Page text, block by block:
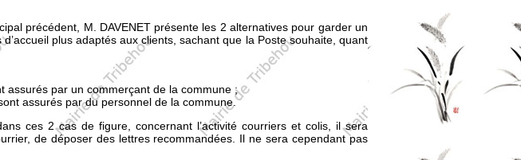
précédent, M. DAVENET présente les 2 alternatives pour garder un
plus adaptés aux clients, sachant que la Poste souhaite, quant
assurés par un commerçant de la commune ;
assurés par du personnel de la commune.
ces 2 cas de figure, concernant l’activité courriers et colis, il sera
de déposer des lettres recommandées. Il ne sera cependant pas